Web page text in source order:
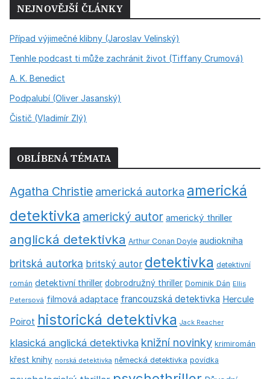
NEJNOVĚJŠÍ ČLÁNKY
Případ výjimečné klibny (Jaroslav Velinský)
Tenhle podcast ti může zachránit život (Tiffany Crumová)
A. K. Benedict
Podpalubí (Oliver Jasanský)
Čistič (Vladimír Zlý)
OBLÍBENÁ TÉMATA
Agatha Christie americká autorka americká
detektivka americký autor americký thriller
anglická detektivka Arthur Conan Doyle audiokniha
britská autorka britský autor detektivka detektivní
román detektivní thriller dobrodružný thriller Dominik Dán Ellis
Petersová filmová adaptace francouzská detektivka Hercule
Poirot historická detektivka Jack Reacher
klasická anglická detektivka knižní novinky krimiromán
křest knihy norská detektivka německá detektivka povídka